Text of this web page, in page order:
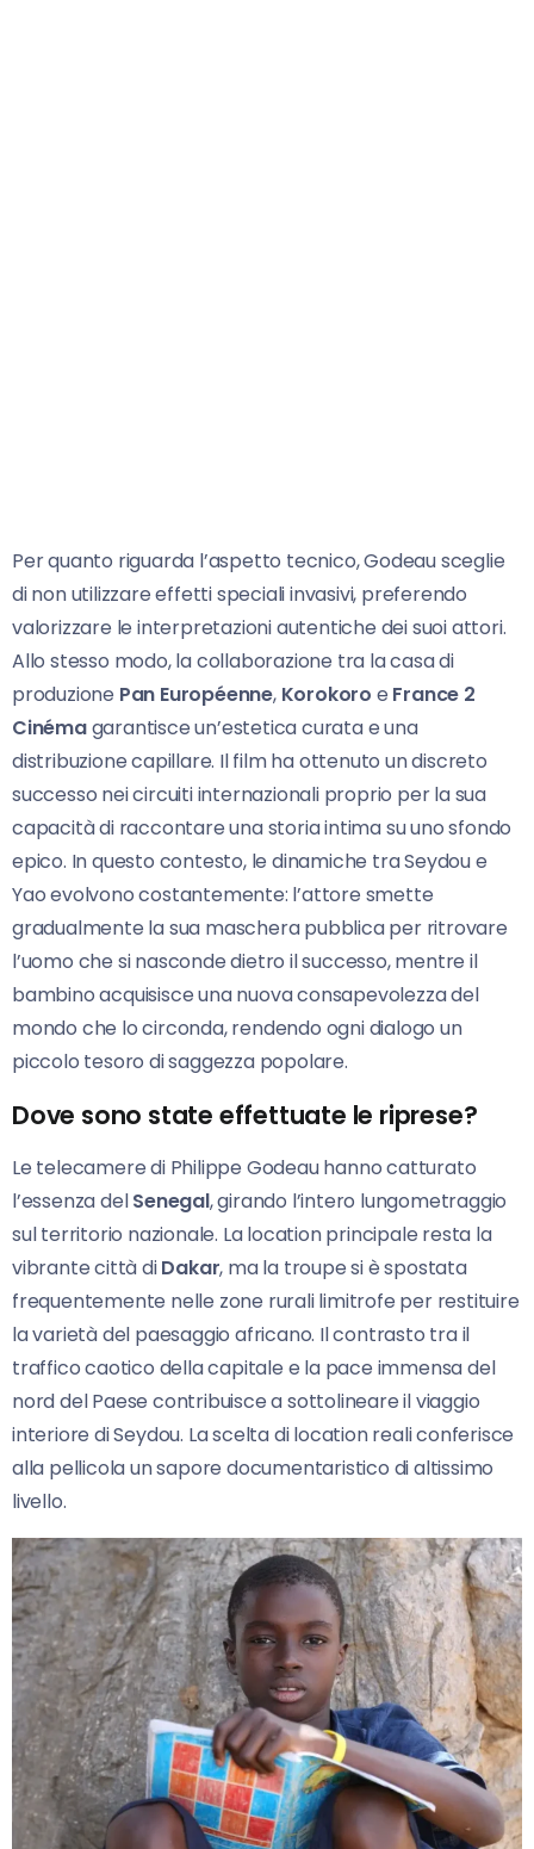
Per quanto riguarda l’aspetto tecnico, Godeau sceglie
di non utilizzare effetti speciali invasivi, preferendo
valorizzare le interpretazioni autentiche dei suoi attori.
Allo stesso modo, la collaborazione tra la casa di
produzione Pan Européenne, Korokoro e France 2
Cinémagarantisce un’estetica curata e una
distribuzione capillare. Il film ha ottenuto un discreto
successo nei circuiti internazionali proprio per la sua
capacità di raccontare una storia intima su uno sfondo
epico. In questo contesto, le dinamiche tra Seydou e
Yao evolvono costantemente: l’attore smette
gradualmente la sua maschera pubblica per ritrovare
l’uomo che si nasconde dietro il successo, mentre il
bambino acquisisce una nuova consapevolezza del
mondo che lo circonda, rendendo ogni dialogo un
piccolo tesoro di saggezza popolare.
Dove sono state effettuate le riprese?
Le telecamere di Philippe Godeau hanno catturato
l’essenza delSenegal, girando l’intero lungometraggio
sul territorio nazionale. La location principale resta la
vibrante città diDakar, ma la troupe si è spostata
frequentemente nelle zone rurali limitrofe per restituire
la varietà del paesaggio africano. Il contrasto tra il
traffico caotico della capitale e la pace immensa del
nord del Paese contribuisce a sottolineare il viaggio
interiore di Seydou. La scelta di location reali conferisce
alla pellicola un sapore documentaristico di altissimo
livello.